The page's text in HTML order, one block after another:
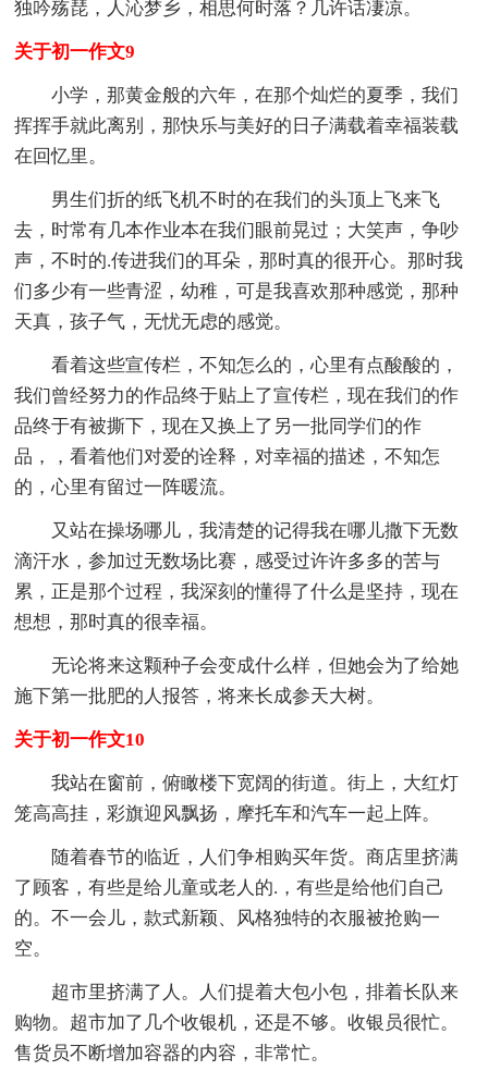
独吟殇琵，人沁梦乡，相思何时落？几许话凄凉。
关于初一作文9
小学，那黄金般的六年，在那个灿烂的夏季，我们
挥挥手就此离别，那快乐与美好的日子满载着幸福装载
在回忆里。
男生们折的纸飞机不时的在我们的头顶上飞来飞
去，时常有几本作业本在我们眼前晃过；大笑声，争吵
声，不时的.传进我们的耳朵，那时真的很开心。那时我
们多少有一些青涩，幼稚，可是我喜欢那种感觉，那种
天真，孩子气，无忧无虑的感觉。
看着这些宣传栏，不知怎么的，心里有点酸酸的，
我们曾经努力的作品终于贴上了宣传栏，现在我们的作
品终于有被撕下，现在又换上了另一批同学们的作
品，，看着他们对爱的诠释，对幸福的描述，不知怎
的，心里有留过一阵暖流。
又站在操场哪儿，我清楚的记得我在哪儿撒下无数
滴汗水，参加过无数场比赛，感受过许许多多的苦与
累，正是那个过程，我深刻的懂得了什么是坚持，现在
想想，那时真的很幸福。
无论将来这颗种子会变成什么样，但她会为了给她
施下第一批肥的人报答，将来长成参天大树。
关于初一作文10
我站在窗前，俯瞰楼下宽阔的街道。街上，大红灯
笼高高挂，彩旗迎风飘扬，摩托车和汽车一起上阵。
随着春节的临近，人们争相购买年货。商店里挤满
了顾客，有些是给儿童或老人的.，有些是给他们自己
的。不一会儿，款式新颖、风格独特的衣服被抢购一
空。
超市里挤满了人。人们提着大包小包，排着长队来
购物。超市加了几个收银机，还是不够。收银员很忙。
售货员不断增加容器的内容，非常忙。